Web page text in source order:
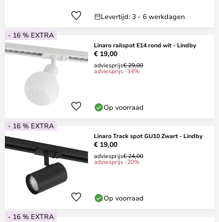
Levertijd: 3 - 6 werkdagen
- 16 % EXTRA
Linaro railspot E14 rond wit - Lindby
€ 19,00
adviesprijs€ 29,00
adviesprijs -34%
Op voorraad
- 16 % EXTRA
Linaro Track spot GU10 Zwart - Lindby
€ 19,00
adviesprijs€ 24,00
adviesprijs -20%
Op voorraad
- 16 % EXTRA